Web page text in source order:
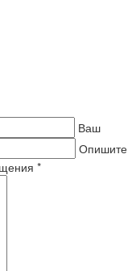
Ваш
Опишите
*